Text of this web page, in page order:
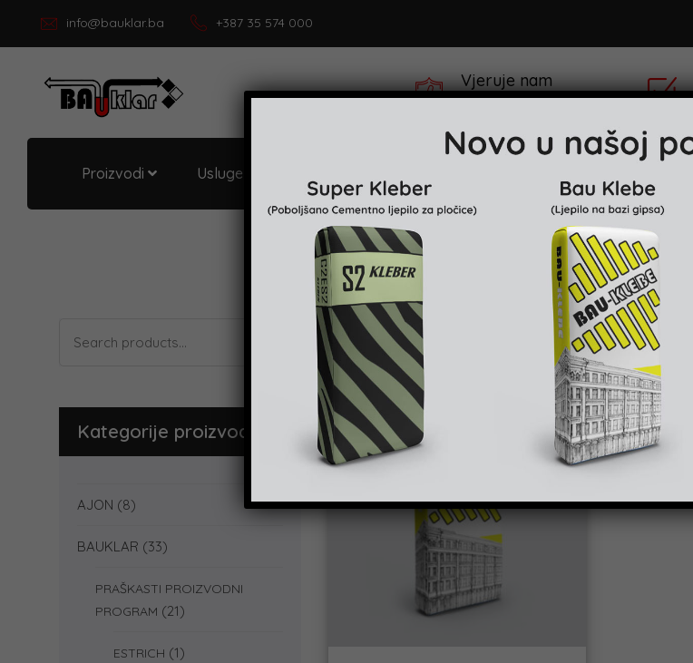
info@bauklar.ba +387 35 574 000
Vjeruje nam
preko 100,000 Kupaca
Proizvodi Usluge i podrška
for:
Kategorije proizvoda
AJON (8)
BAUKLAR (33)
PRAŠKASTI PROIZVODNI
PROGRAM (21)
ESTRICH (1)
Showing the single result